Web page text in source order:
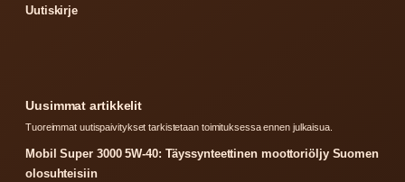
Uutiskirje
Uusimmat artikkelit
Tuoreimmat uutispaivitykset tarkistetaan toimituksessa ennen julkaisua.
Mobil Super 3000 5W-40: Täyssynteettinen moottoriöljy Suomen
olosuhteisiin